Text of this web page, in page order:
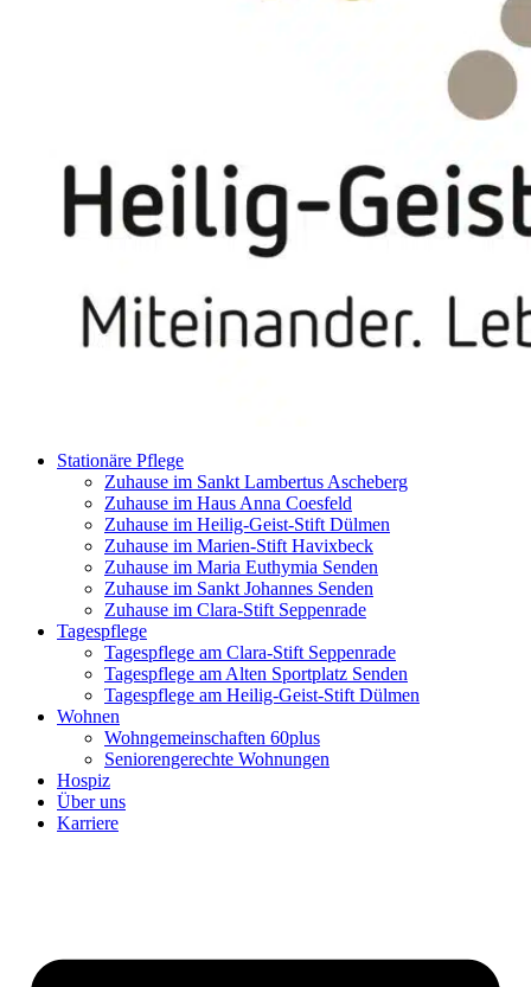
Stationäre Pflege
Zuhause im Sankt Lambertus Ascheberg
Zuhause im Haus Anna Coesfeld
Zuhause im Heilig-Geist-Stift Dülmen
Zuhause im Marien-Stift Havixbeck
Zuhause im Maria Euthymia Senden
Zuhause im Sankt Johannes Senden
Zuhause im Clara-Stift Seppenrade
Tagespflege
Tagespflege am Clara-Stift Seppenrade
Tagespflege am Alten Sportplatz Senden
Tagespflege am Heilig-Geist-Stift Dülmen
Wohnen
Wohngemeinschaften 60plus
Seniorengerechte Wohnungen
Hospiz
Über uns
Karriere